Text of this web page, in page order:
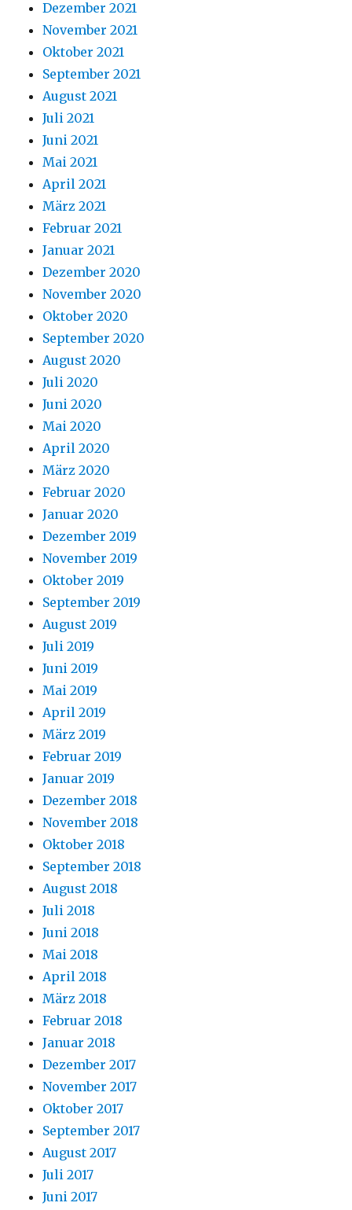
Dezember 2021
November 2021
Oktober 2021
September 2021
August 2021
Juli 2021
Juni 2021
Mai 2021
April 2021
März 2021
Februar 2021
Januar 2021
Dezember 2020
November 2020
Oktober 2020
September 2020
August 2020
Juli 2020
Juni 2020
Mai 2020
April 2020
März 2020
Februar 2020
Januar 2020
Dezember 2019
November 2019
Oktober 2019
September 2019
August 2019
Juli 2019
Juni 2019
Mai 2019
April 2019
März 2019
Februar 2019
Januar 2019
Dezember 2018
November 2018
Oktober 2018
September 2018
August 2018
Juli 2018
Juni 2018
Mai 2018
April 2018
März 2018
Februar 2018
Januar 2018
Dezember 2017
November 2017
Oktober 2017
September 2017
August 2017
Juli 2017
Juni 2017